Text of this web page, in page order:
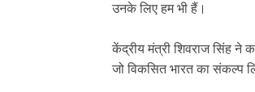
उनके लिए हम भी हैं।
केंद्रीय मंत्री शिवराज सिंह ने
जो विकसित भारत का संकल्प